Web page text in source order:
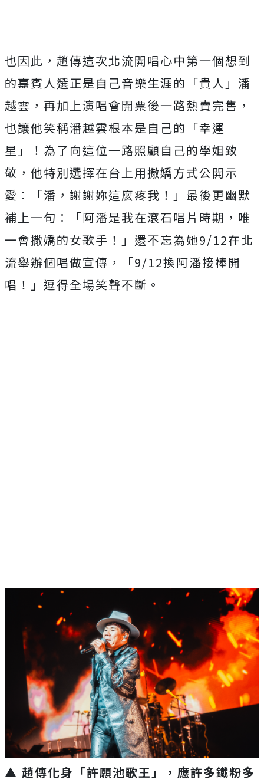
也因此，趙傳這次北流開唱心中第一個想到
的嘉賓人選正是自己音樂生涯的「貴人」潘
越雲，再加上演唱會開票後一路熱賣完售，
也讓他笑稱潘越雲根本是自己的「幸運
星」！為了向這位一路照顧自己的學姐致
敬，他特別選擇在台上用撒嬌方式公開示
愛：「潘，謝謝妳這麼疼我！」最後更幽默
補上一句：「阿潘是我在滾石唱片時期，唯
一會撒嬌的女歌手！」還不忘為她9/12在北
流舉辦個唱做宣傳，「9/12換阿潘接棒開
唱！」逗得全場笑聲不斷。
▲ 趙傳化身「許願池歌王」，應許多鐵粉多